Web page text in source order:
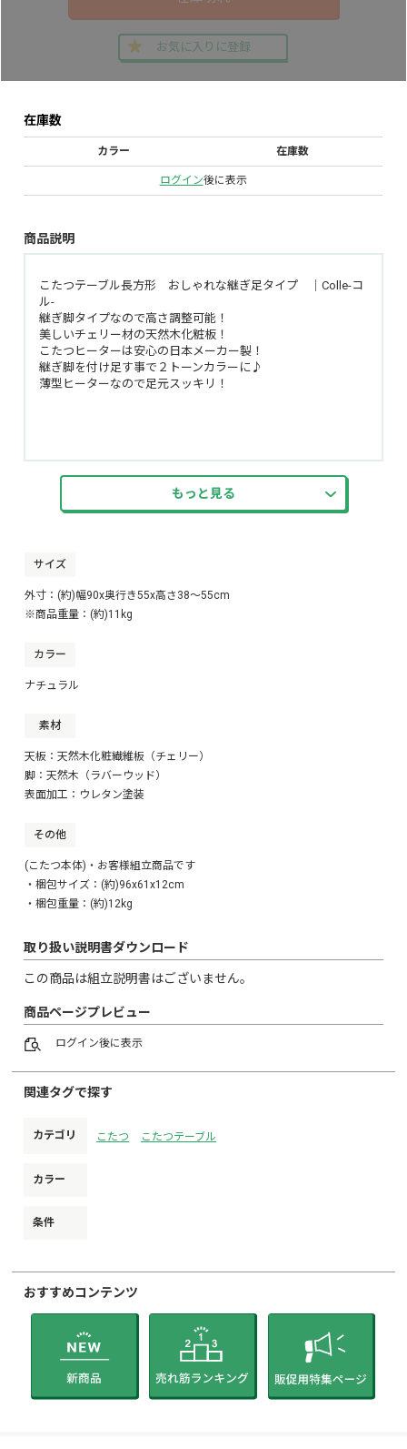
お気に入りに登録
在庫数
カラー 在庫数
ログイン後に表示
商品説明
こたつテーブル長方形 おしゃれな継ぎ足タイプ ｜Colle-コ
ル-
継ぎ脚タイプなので高さ調整可能！
美しいチェリー材の天然木化粧板！
こたつヒーターは安心の日本メーカー製！
継ぎ脚を付け足す事で２トーンカラーに♪
薄型ヒーターなので足元スッキリ！
もっと見る
サイズ
外寸：(約)幅90x奥行き55x高さ38〜55cm
※商品重量：(約)11kg
カラー
ナチュラル
素材
天板：天然木化粧繊維板（チェリー）
脚：天然木（ラバーウッド）
表面加工：ウレタン塗装
その他
(こたつ本体)・お客様組立商品です
・梱包サイズ：(約)96x61x12cm
・梱包重量：(約)12kg
取り扱い説明書ダウンロード
この商品は組立説明書はございません。
商品ページプレビュー
ログイン後に表示
関連タグで探す
カテゴリ こたつ こたつテーブル
カラー
条件
おすすめコンテンツ